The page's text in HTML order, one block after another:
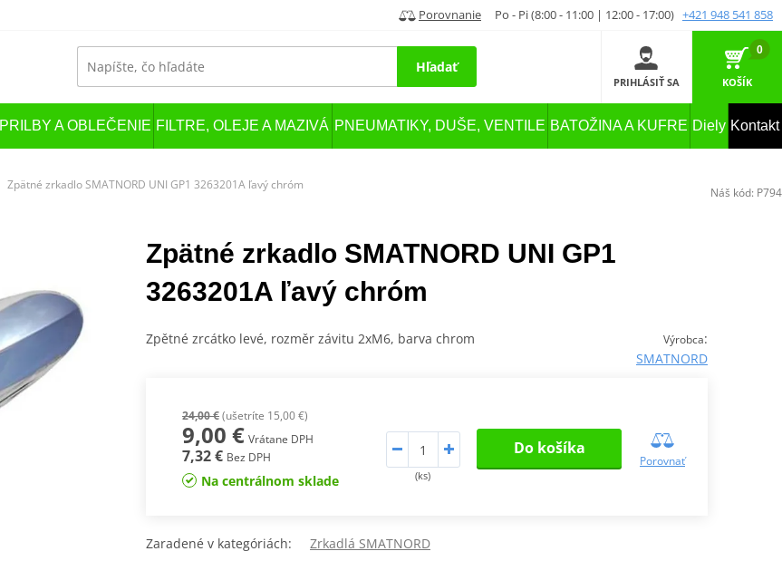
Porovnanie Po - Pi (8:00 - 11:00 | 12:00 - 17:00) +421 948 541 858
Hľadať
PRIHLÁSIŤ SA
0
KOŠÍK
PRILBY A OBLEČENIE FILTRE, OLEJE A MAZIVÁ PNEUMATIKY, DUŠE, VENTILE BATOŽINA A KUFRE Diely Kontakt
Zpätné zrkadlo SMATNORD UNI GP1 3263201A ľavý chróm
Zpätné zrkadlo SMATNORD UNI GP1
3263201A ľavý chróm
Výrobca:
SMATNORD
Zpětné zrcátko levé, rozměr závitu 2xM6, barva chrom
24,00 €(ušetríte 15,00 €)
9,00 € Vrátane DPH
7,32 € Bez DPH
Na centrálnom sklade (ks)
Do košíka
Porovnať
Zaradené v kategóriách: Zrkadlá SMATNORD
Náš kód: P794